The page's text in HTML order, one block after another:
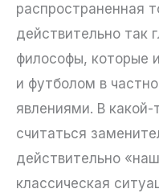
распространенная
действительно так
философы, которые
и футболом в
явлениями. В
считаться
действительно
классическая